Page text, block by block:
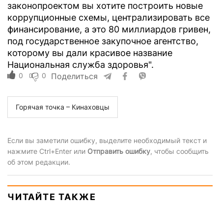
законопроектом вы хотите построить новые
коррупционные схемы, централизировать все
финансирование, а это 80 миллиардов гривен,
под государственное закупочное агентство,
которому вы дали красивое название
Национальная служба здоровья".
0 0 Поделиться
Горячая точка – Кинаховцы
Если вы заметили ошибку, выделите необходимый текст и
нажмите Ctrl+Enter или Отправить ошибку, чтобы сообщить
об этом редакции.
ЧИТАЙТЕ ТАКЖЕ